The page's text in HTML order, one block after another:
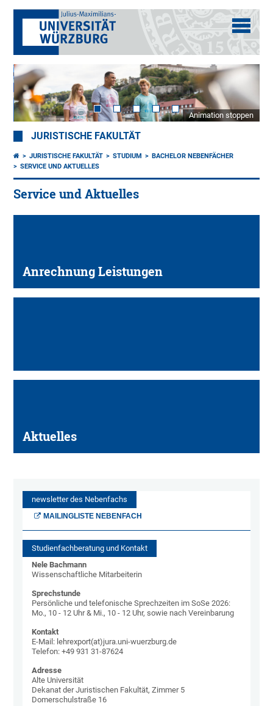
Animation stoppen
JURISTISCHE FAKULTÄT
JURISTISCHE FAKULTÄT STUDIUM
BACHELOR NEBENFÄCHER
SERVICE UND AKTUELLES
Service und Aktuelles
Anrechnung Leistungen
Aktuelles
newsletter des Nebenfachs
MAILINGLISTE NEBENFACH
Studienfachberatung und Kontakt
Nele Bachmann
Wissenschaftliche Mitarbeiterin
Sprechstunde
Persönliche und telefonische Sprechzeiten im SoSe 2026:
Mo., 10 - 12 Uhr & Mi., 10 - 12 Uhr, sowie nach Vereinbarung
Kontakt
E-Mail: lehrexport(at)jura.uni-wuerzburg.de
Telefon: +49 931 31-87624
Adresse
Alte Universität
Dekanat der Juristischen Fakultät, Zimmer 5
Domerschulstraße 16